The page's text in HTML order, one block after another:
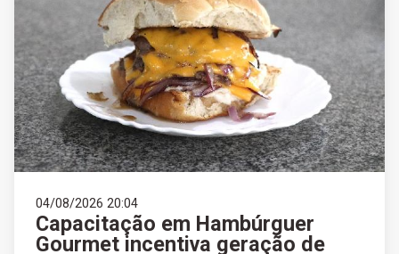
04/08/2026 20:04
Capacitação em Hambúrguer
Gourmet incentiva geração de